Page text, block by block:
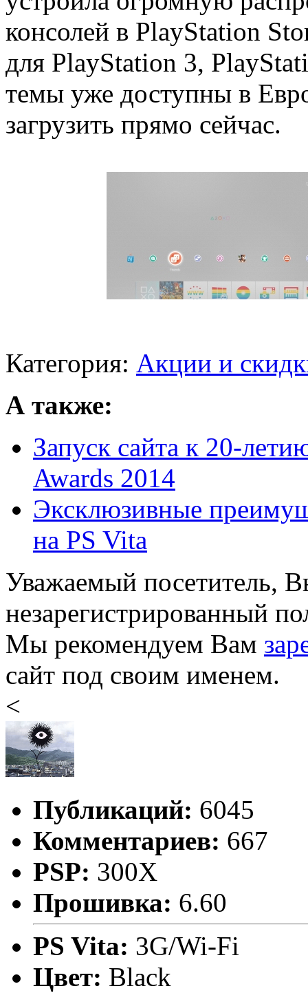
консолей в PlayStation
для PlayStation 3,
темы уже доступны в
загрузить прямо сейчас.
Категория: Акции и
А также:
Запуск сайта к 20-
Awards 2014
Эксклюзивные
на PS Vita
Уважаемый посетитель,
незарегистрированный
Мы рекомендуем Вам
сайт под своим именем.
<
Публикаций: 6045
Комментариев: 667
PSP: 300X
Прошивка: 6.60
PS Vita: 3G/Wi-Fi
Цвет: Black